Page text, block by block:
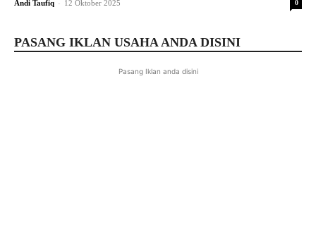
Andi Taufiq - 12 Oktober 2025 0
PASANG IKLAN USAHA ANDA DISINI
Pasang Iklan anda disini